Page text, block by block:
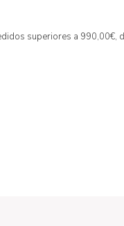
superiores a 990,00€,